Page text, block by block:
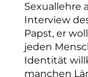
Sexuallehre
Interview
Papst, er
jeden
Identität
manchen